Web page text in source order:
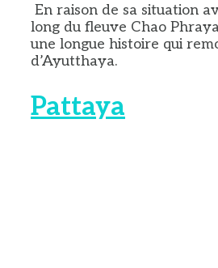
En raison de sa situation
long du fleuve Chao
une longue histoire qui
d’Ayutthaya.
Pattaya